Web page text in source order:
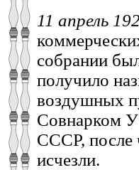
11 апрель
собрании
получило
воздушных
Совнарком
СССР, после
исчезли.